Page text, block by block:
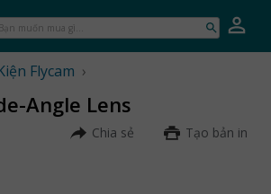
Flycam ›
Angle Lens
Chia sẻ Tạo bản in